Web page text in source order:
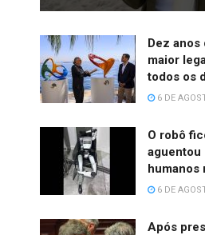
Dez anos
maior
todos os
6 DE
O robô
aguentou
humanos
6 DE
Após